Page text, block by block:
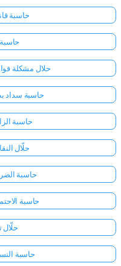
حاسبة
حاسبة
حلال مشكلة
حاسبة سداد
حاسبة
حلّال
حاسبة
حاسبة
حلّال
حاسبة